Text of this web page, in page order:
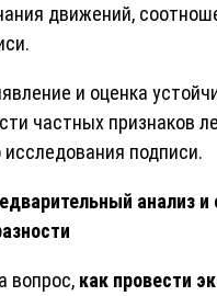
движений,
и оценка
частных признаков
подписи.
анализ и
вопрос, как провести